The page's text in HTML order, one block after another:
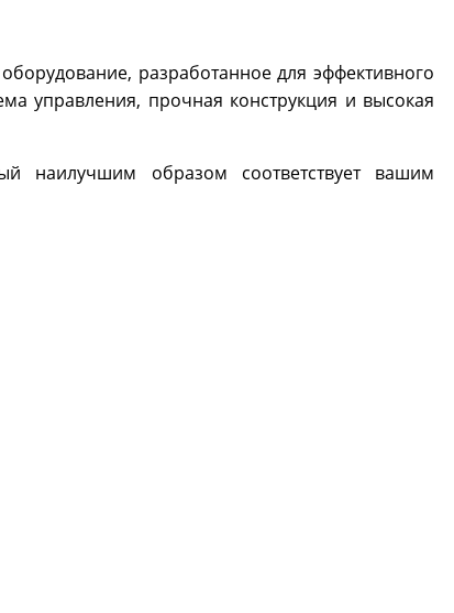
разработанное для эффективного
управления, прочная конструкция и высокая
наилучшим образом соответствует вашим